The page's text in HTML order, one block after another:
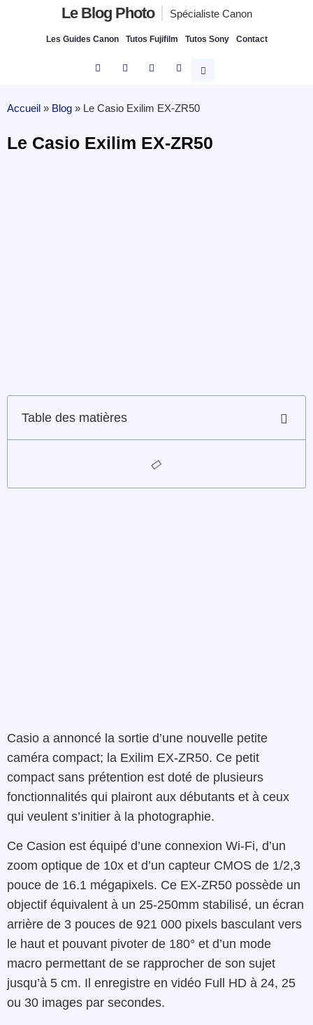
Le Blog Photo Spécialiste Canon
Les Guides Canon Tutos Fujifilm Tutos Sony Contact
Accueil » Blog » Le Casio Exilim EX-ZR50
Le Casio Exilim EX-ZR50
Table des matières
Casio a annoncé la sortie d’une nouvelle petite
caméra compact; la Exilim EX-ZR50. Ce petit
compact sans prétention est doté de plusieurs
fonctionnalités qui plairont aux débutants et à ceux
qui veulent s’initier à la photographie.
Ce Casion est équipé d’une connexion Wi-Fi, d’un
zoom optique de 10x et d’un capteur CMOS de 1/2,3
pouce de 16.1 mégapixels. Ce EX-ZR50 possède un
objectif équivalent à un 25-250mm stabilisé, un écran
arrière de 3 pouces de 921 000 pixels basculant vers
le haut et pouvant pivoter de 180° et d’un mode
macro permettant de se rapprocher de son sujet
jusqu’à 5 cm. Il enregistre en vidéo Full HD à 24, 25
ou 30 images par secondes.